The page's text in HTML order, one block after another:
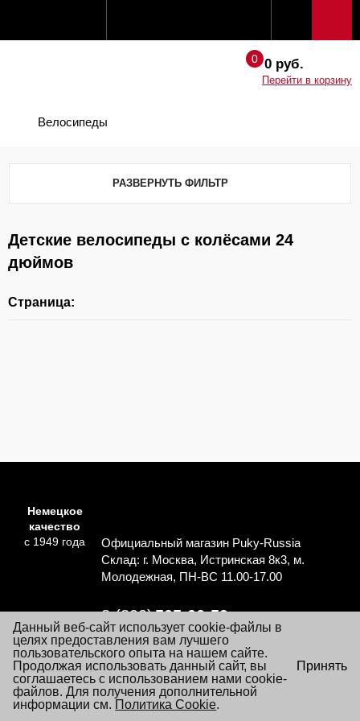
0 руб.
Перейти в корзину
Велосипеды
РАЗВЕРНУТЬ ФИЛЬТР
Детские велосипеды с колёсами 24
дюймов
Страница:
Немецкое
качество
с 1949 года
Официальный магазин Puky-Russia
Склад: г. Москва, Истринская 8к3, м.
Молодежная, ПН-ВС 11.00-17.00
8 (800)505-06-59
Перезвоните мне
Согласие на обработку персональных данных
Политика обработки персональных данных
Условия заказа и покупки товаров
×
Посещая настоящий сайт Вы даете согласие на обработку
файлов «cookie», пользовательских данных …
Данный веб-сайт использует cookie-файлы в
целях предоставления вам лучшего
пользовательского опыта на нашем сайте.
Продолжая использовать данный сайт, вы
соглашаетесь с использованием нами cookie-
файлов. Для получения дополнительной
информации см. Политика Cookie.
Принять